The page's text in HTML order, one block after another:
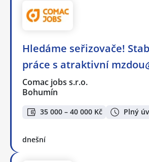
Hledáme seřizovače!
práce s atraktivní
Comac jobs s.r.o.
Bohumín
35 000 – 40 000 Kč Plný
dnešní